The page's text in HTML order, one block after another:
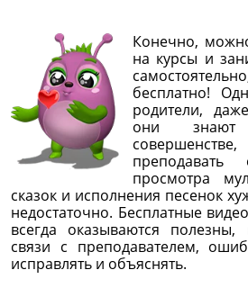
Конечно,
на курсы и
бесплатно!
родители,
они знают
просмотра
сказок и исполнения песенок
недостаточно. Бесплатные
всегда оказываются
связи с преподавателем,
исправлять и объяснять.